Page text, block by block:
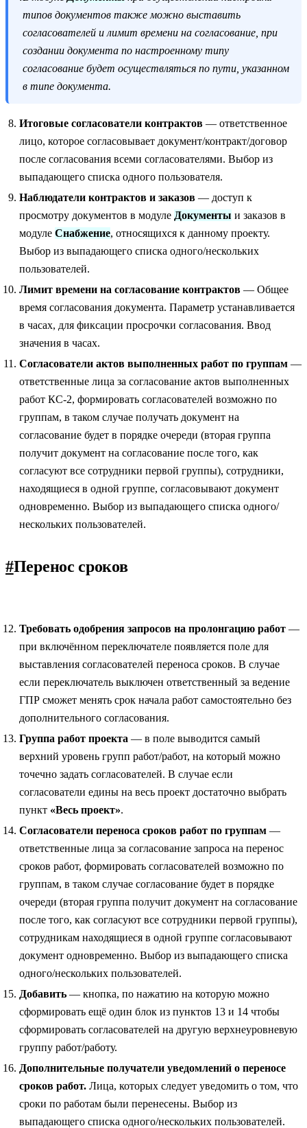
типов документов также можно выставить
согласователей и лимит времени на согласование, при
создании документа по настроенному типу
согласование будет осуществляться по пути, указанном
в типе документа.
Итоговые согласователи контрактов — ответственное
лицо, которое согласовывает документ/контракт/договор
после согласования всеми согласователями. Выбор из
выпадающего списка одного пользователя.
Наблюдатели контрактов и заказов — доступ к
просмотру документов в модуле Документы и заказов в
модуле Снабжение, относящихся к данному проекту.
Выбор из выпадающего списка одного/нескольких
пользователей.
Лимит времени на согласование контрактов — Общее
время согласования документа. Параметр устанавливается
в часах, для фиксации просрочки согласования. Ввод
значения в часах.
Согласователи актов выполненных работ по группам —
ответственные лица за согласование актов выполненных
работ КС-2, формировать согласователей возможно по
группам, в таком случае получать документ на
согласование будет в порядке очереди (вторая группа
получит документ на согласование после того, как
согласуют все сотрудники первой группы), сотрудники,
находящиеся в одной группе, согласовывают документ
одновременно. Выбор из выпадающего списка одного/
нескольких пользователей.
#Перенос сроков
Требовать одобрения запросов на пролонгацию работ —
при включённом переключателе появляется поле для
выставления согласователей переноса сроков. В случае
если переключатель выключен ответственный за ведение
ГПР сможет менять срок начала работ самостоятельно без
дополнительного согласования.
Группа работ проекта — в поле выводится самый
верхний уровень групп работ/работ, на который можно
точечно задать согласователей. В случае если
согласователи едины на весь проект достаточно выбрать
пункт «Весь проект».
Согласователи переноса сроков работ по группам —
ответственные лица за согласование запроса на перенос
сроков работ, формировать согласователей возможно по
группам, в таком случае согласование будет в порядке
очереди (вторая группа получит документ на согласование
после того, как согласуют все сотрудники первой группы),
сотрудникам находящиеся в одной группе согласовывают
документ одновременно. Выбор из выпадающего списка
одного/нескольких пользователей.
Добавить — кнопка, по нажатию на которую можно
сформировать ещё один блок из пунктов 13 и 14 чтобы
сформировать согласователей на другую верхнеуровневую
группу работ/работу.
Дополнительные получатели уведомлений о переносе
сроков работ. Лица, которых следует уведомить о том, что
сроки по работам были перенесены. Выбор из
выпадающего списка одного/нескольких пользователей.